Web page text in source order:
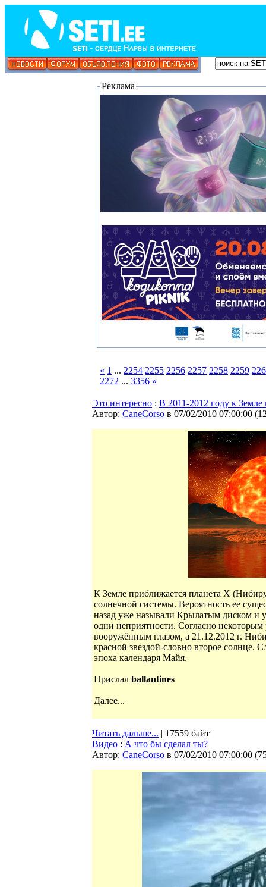
Реклама
« 1 ... 2254 2255 2256 2257 2258 2259
2272 ... 3356 »
Это интересно : В 2011-2012 году к
Автор: CaneCorso в 07/02/2010 07:00:00 (
К Земле приближается планета X
солнечной системы. Вероятность ее
назад уже называли Крылатым диском и
одни неприятности. Согласно
вооружённым глазом, а 21.12.2012 г.
красной звездой-словно второе солнце.
эпоха календаря Майя.
Прислал ballantines
Далее...
Читать дальше... | 17559 байт
Видео : А что бы сделал ты?
Автор: CaneCorso в 07/02/2010 07:00:00 (